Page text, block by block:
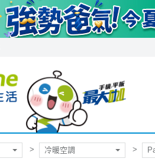
冷暖空調